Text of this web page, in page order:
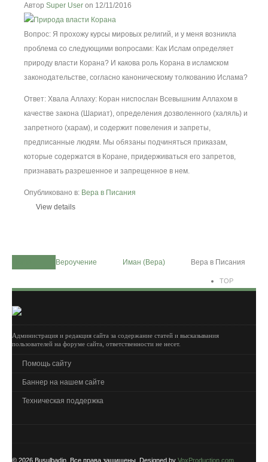
Автор Super User on 12/11/2016
Вопрос: Я прохожу курсы мировых религий, и у меня возникла
проблема со следующими вопросами: Как Ислам определяет
природу власти Корана? И какова роль Корана в исламском
законодательстве, согласно каноническому толкованию Ислама?
Ответ: Хвала Аллаху: Коран ниспослан Всевышним Аллахом в
качестве закона (Шариат), определения дозволенного (халяль) и
запретного (харам), и содержит повеления и запреты,
предписанные людям. Мы обязаны подчиняться приказам,
которые содержатся в Коране, придерживаться его запретов,
признавать разрешенное и запрещенное в нем.
Опубликовано в: Вера в Писания
View details
Вероучение Иман (Вера) Вера в Писания
TOP
Администрация и редакция сайта за содержание статей и высказывания
пользователей на форуме сайта, ответственности не несет.
Помощь сайту
Баннер на нашем сайте
Техническая поддержка
© 2026 Busulbadin. Все права защищены. Designed by VoxProduction.com